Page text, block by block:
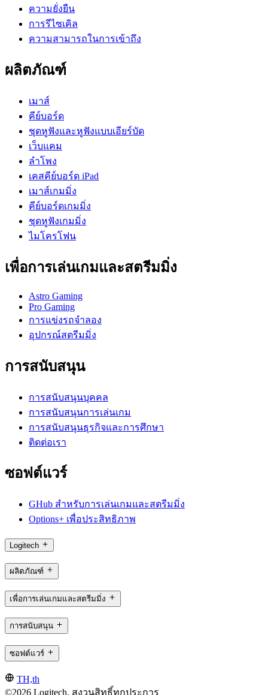
ความยั่งยืน
การรีไซเคิล
ความสามารถในการเข้าถึง
ผลิตภัณฑ์
เมาส์
คีย์บอร์ด
ชุดหูฟังและหูฟังแบบเอียร์บัด
เว็บแคม
ลำโพง
เคสคีย์บอร์ด iPad
เมาส์เกมมิ่ง
คีย์บอร์ดเกมมิ่ง
ชุดหูฟังเกมมิ่ง
ไมโครโฟน
เพื่อการเล่นเกมและสตรีมมิ่ง
Astro Gaming
Pro Gaming
การแข่งรถจำลอง
อุปกรณ์สตรีมมิ่ง
การสนับสนุน
การสนับสนุนบุคคล
การสนับสนุนการเล่นเกม
การสนับสนุนธุรกิจและการศึกษา
ติดต่อเรา
ซอฟต์แวร์
GHub สำหรับการเล่นเกมและสตรีมมิ่ง
Options+ เพื่อประสิทธิภาพ
Logitech
ผลิตภัณฑ์
เพื่อการเล่นเกมและสตรีมมิ่ง
การสนับสนุน
ซอฟต์แวร์
TH,th
©2026 Logitech. สงวนสิทธิ์ทุกประการ